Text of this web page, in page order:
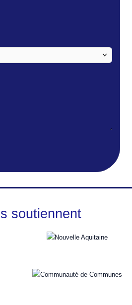
soutiennent